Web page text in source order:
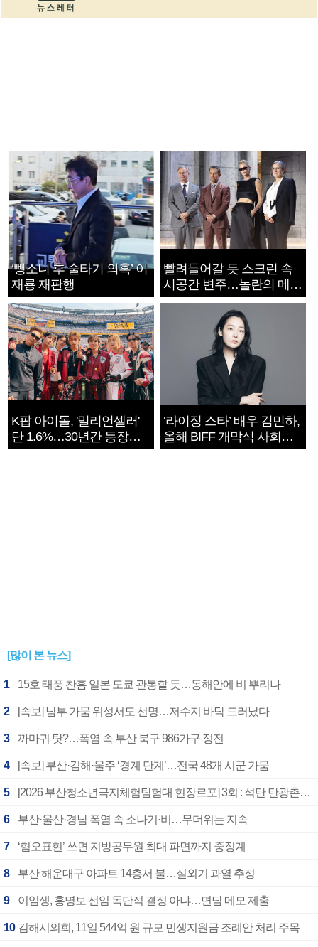
‘뺑소니 후 술타기 의혹’ 이
재룡 재판행
빨려들어갈 듯 스크린 속
시공간 변주…놀란의 메시
지는 ‘전쟁 속죄’
K팝 아이돌, '밀리언셀러'
단 1.6%…30년간 등장
1182개팀 전수조사
‘라이징 스타’ 배우 김민하,
올해 BIFF 개막식 사회자
확정
[많이 본 뉴스]
1 15호 태풍 찬홈 일본 도쿄 관통할 듯…동해안에 비 뿌리나
2 [속보] 남부 가뭄 위성서도 선명…저수지 바닥 드러났다
3 까마귀 탓?…폭염 속 부산 북구 986가구 정전
4 [속보] 부산·김해·울주 ‘경계 단계’…전국 48개 시군 가뭄
5 [2026 부산청소년극지체험탐험대 현장르포] 3회 : 석탄 탄광촌에서 북극 연구의 중심지로
6 부산·울산·경남 폭염 속 소나기·비…무더위는 지속
7 ‘혐오표현’ 쓰면 지방공무원 최대 파면까지 중징계
8 부산 해운대구 아파트 14층서 불…실외기 과열 추정
9 이임생, 홍명보 선임 독단적 결정 아냐…면담 메모 제출
10 김해시의회, 11일 544억 원 규모 민생지원금 조례안 처리 주목